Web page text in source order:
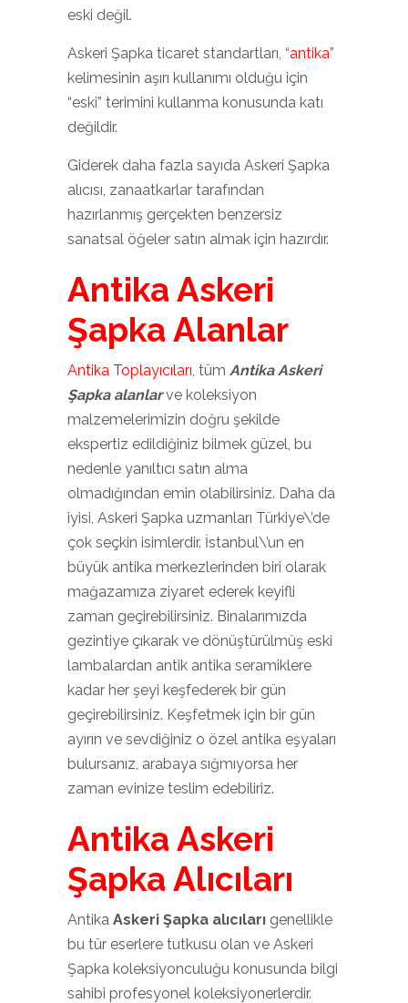
eski değil.
Askeri Şapka ticaret standartları, “antika”
kelimesinin aşırı kullanımı olduğu için
“eski” terimini kullanma konusunda katı
değildir.
Giderek daha fazla sayıda Askeri Şapka
alıcısı, zanaatkarlar tarafından
hazırlanmış gerçekten benzersiz
sanatsal öğeler satın almak için hazırdır.
Antika Askeri
Şapka Alanlar
Antika Toplayıcıları, tüm Antika Askeri
Şapka alanlarve koleksiyon
malzemelerimizin doğru şekilde
ekspertiz edildiğiniz bilmek güzel, bu
nedenle yanıltıcı satın alma
olmadığından emin olabilirsiniz. Daha da
iyisi, Askeri Şapka uzmanları Türkiye\’de
çok seçkin isimlerdir. İstanbul\’un en
büyük antika merkezlerinden biri olarak
mağazamıza ziyaret ederek keyifli
zaman geçirebilirsiniz. Binalarımızda
gezintiye çıkarak ve dönüştürülmüş eski
lambalardan antik antika seramiklere
kadar her şeyi keşfederek bir gün
geçirebilirsiniz. Keşfetmek için bir gün
ayırın ve sevdiğiniz o özel antika eşyaları
bulursanız, arabaya sığmıyorsa her
zaman evinize teslim edebiliriz.
Antika Askeri
Şapka Alıcıları
Antika Askeri Şapka alıcıları genellikle
bu tür eserlere tutkusu olan ve Askeri
Şapka koleksiyonculuğu konusunda bilgi
sahibi profesyonel koleksiyonerlerdir.